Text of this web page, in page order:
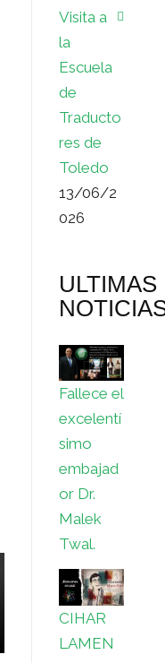
Visita a
la
Escuela
de
Traducto
res de
Toledo
13/06/2
026
ULTIMAS
Fallece el
excelentí
simo
embajad
or Dr.
Malek
Twal.
CIHAR
LAMEN